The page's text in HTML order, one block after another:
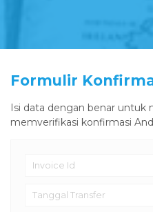
Formulir
Isi data dengan benar untuk
memverifikasi konfirmasi